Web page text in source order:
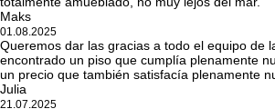
Maks
01.08.2025
Queremos dar las gracias a todo el equipo de
encontrado un piso que cumplía plenamente
un precio que también satisfacía plenamente
Julia
21.07.2025